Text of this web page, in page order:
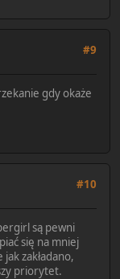
#9
gdy okaże
#10
są pewni
się na mniej
zakładano,
priorytet.